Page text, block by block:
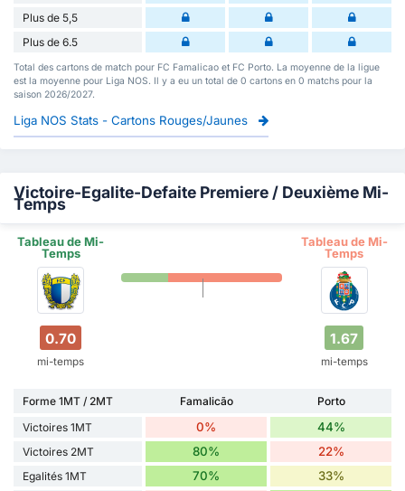
Plus de 5,5
Plus de 6.5
Total des cartons de match pour FC Famalicao et FC Porto. La moyenne de la ligue
est la moyenne pour Liga NOS. Il y a eu un total de 0 cartons en 0 matchs pour la
saison 2026/2027.
Liga NOS Stats - Cartons Rouges/Jaunes
Victoire-Egalite-Defaite Premiere / Deuxième Mi-
Temps
Tableau de Mi-
Temps
Tableau de Mi-
Temps
0.70
mi-temps
1.67
mi-temps
Forme 1MT / 2MT Famalicão
Porto
Victoires 1MT
0% 44%
Victoires 2MT 80% 22%
Egalités 1MT 70% 33%